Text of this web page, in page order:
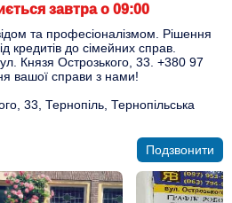
завтра о 09:00
та професіоналізмом. Рішення
кредитів до сімейних справ.
Князя Острозького, 33. +380 97
вашої справи з нами!
33, Тернопіль, Тернопільська
Подзвонити